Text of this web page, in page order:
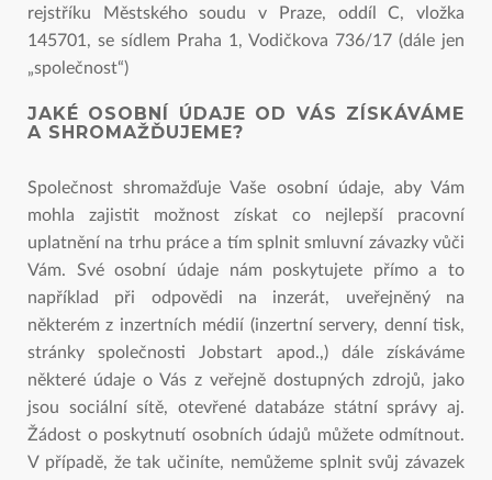
rejstříku Městského soudu v Praze, oddíl C, vložka
145701, se sídlem Praha 1, Vodičkova 736/17 (dále jen
„společnost“)
JAKÉ OSOBNÍ ÚDAJE OD VÁS ZÍSKÁVÁME
A SHROMAŽĎUJEME?
Společnost shromažďuje Vaše osobní údaje, aby Vám
mohla zajistit možnost získat co nejlepší pracovní
uplatnění na trhu práce a tím splnit smluvní závazky vůči
Vám. Své osobní údaje nám poskytujete přímo a to
například při odpovědi na inzerát, uveřejněný na
některém z inzertních médií (inzertní servery, denní tisk,
stránky společnosti Jobstart apod.,) dále získáváme
některé údaje o Vás z veřejně dostupných zdrojů, jako
jsou sociální sítě, otevřené databáze státní správy aj.
Žádost o poskytnutí osobních údajů můžete odmítnout.
V případě, že tak učiníte, nemůžeme splnit svůj závazek